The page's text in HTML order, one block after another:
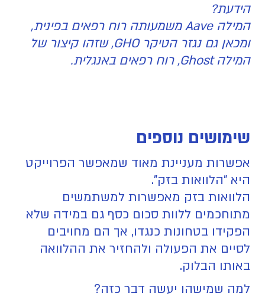
הידעת?
המילה Aave משמעותה רוח רפאים בפינית,
ומכאן גם נגזר הטיקר GHO, שזהו קיצור של
המילה Ghost, רוח רפאים באנגלית.
שימושים נוספים
אפשרות מעניינת מאוד שמאפשר הפרוייקט
היא "הלוואות בזק".
הלוואות בזק מאפשרות למשתמשים
מתוחכמים ללוות סכום כסף גם במידה שלא
הפקידו בטחונות כנגדו, אך הם מחויבים
לסיים את הפעולה ולהחזיר את ההלוואה
באותו הבלוק.
למה שמישהו יעשה דבר כזה?